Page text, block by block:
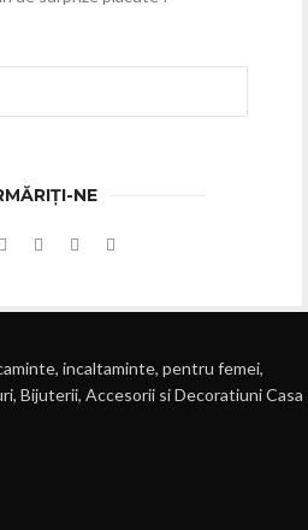
NE
incaltaminte, pentru femei,
Bijuterii, Accesorii si Decoratiuni Casa